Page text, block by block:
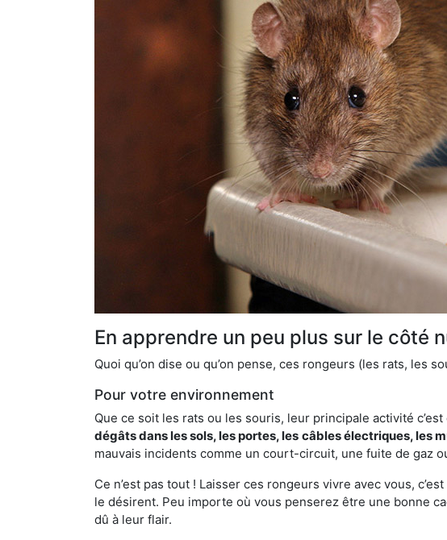
En apprendre un peu plus sur le côté
Quoi qu’on dise ou qu’on pense, ces rongeurs (les rats, les
Pour votre environnement
Que ce soit les rats ou les souris, leur principale activité
dégâts dans les sols, les portes, les câbles électriques, les
mauvais incidents comme un court-circuit, une fuite de gaz
Ce n’est pas tout ! Laisser ces rongeurs vivre avec vous,
le désirent. Peu importe où vous penserez être une bonne
dû à leur flair.